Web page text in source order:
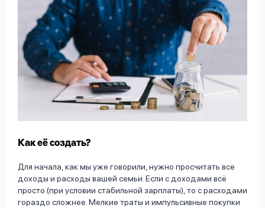
Как её создать?
Для начала, как мы уже говорили, нужно просчитать все
доходы и расходы вашей семьи. Если с доходами всё
просто (при условии стабильной зарплаты), то с расходами
гораздо сложнее. Мелкие траты и импульсивные покупки